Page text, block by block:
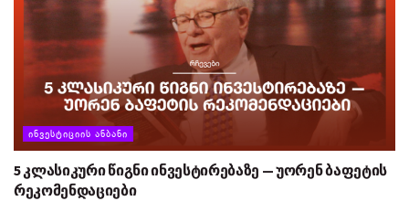
ᲘᲜᲕᲔᲡᲢᲘᲪᲘᲘᲡ ᲐᲜᲑᲐᲜᲘ
5 კლასიკური წიგნი ინვესტირებაზე — უორენ ბაფეტის
რეკომენდაციები